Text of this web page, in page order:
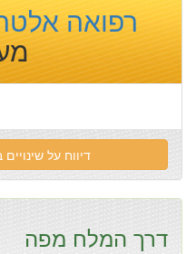
רפואה
דיווח על
דרך המלח מפה